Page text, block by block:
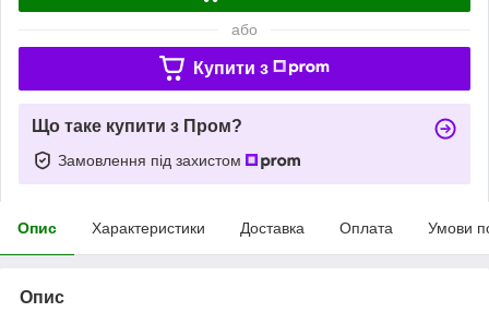
або
Купити з
Що таке купити з Пром?
Замовлення під захистом
Опис Характеристики Доставка Оплата Умови
Опис